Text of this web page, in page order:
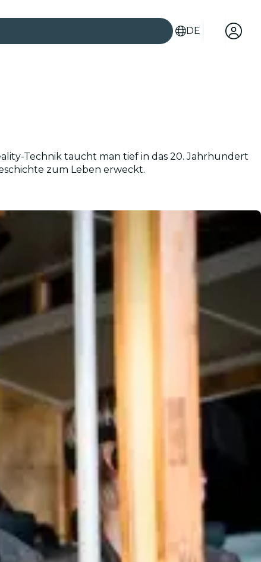
DE
Technik taucht man tief in das 20. Jahrhundert
zum Leben erweckt.